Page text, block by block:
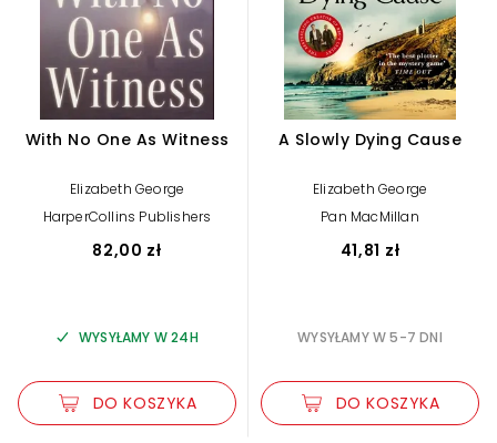
With No One As Witness
Elizabeth George
HarperCollins Publishers
82,00 zł
WYSYŁAMY W 24H
DO KOSZYKA
A Slowly Dying Cause
Elizabeth George
Pan MacMillan
41,81 zł
WYSYŁAMY W 5-7 DNI
DO KOSZYKA